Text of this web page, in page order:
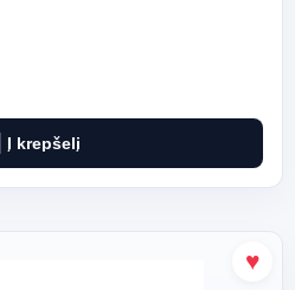
Į krepšelį